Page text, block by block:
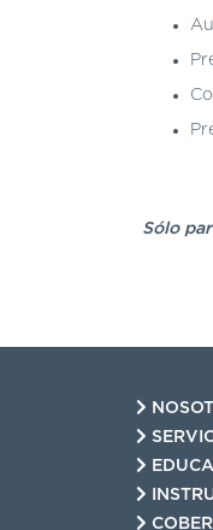
Sólo